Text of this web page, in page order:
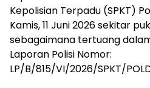
Kepolisian Terpadu (SPKT)
Kamis, 11 Juni 2026 sekitar
sebagaimana tertuang
Laporan Polisi Nomor:
LP/B/815/VI/2026/SPKT/